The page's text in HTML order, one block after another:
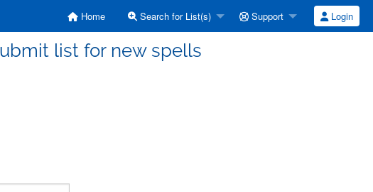
Home Search for List(s) Support Login
list for new spells